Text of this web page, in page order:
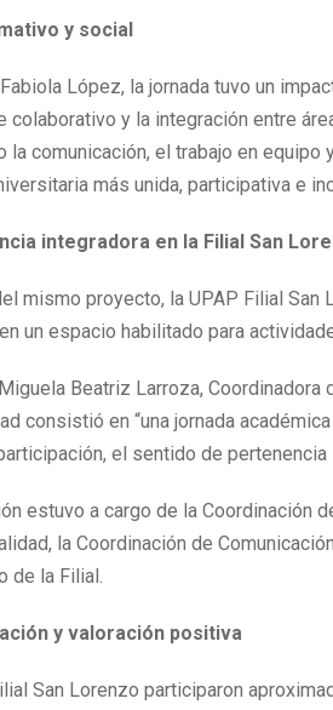
y social
López, la jornada tuvo un
colaborativo y la integración entre
la comunicación, el trabajo en
más unida, participativa e
integradora en la Filial San
mismo proyecto, la UPAP Filial
un espacio habilitado para
Beatriz Larroza,
consistió en “una jornada
el sentido de
estuvo a cargo de la Coordinación
la Coordinación de
de la Filial.
y valoración positiva
San Lorenzo participaron